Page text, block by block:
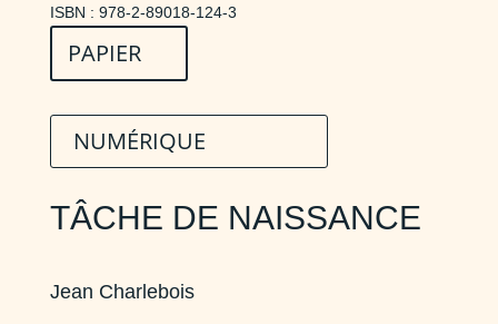
ISBN : 978-2-89018-124-3
PAPIER
NUMÉRIQUE
TÂCHE DE NAISSANCE
Jean Charlebois